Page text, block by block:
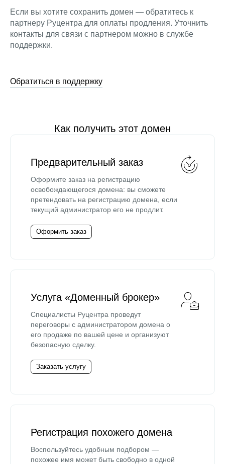
Если вы хотите сохранить домен — обратитесь к
партнеру Руцентра для оплаты продления. Уточнить
контакты для связи с партнером можно в службе
поддержки.
Обратиться в поддержку
Как получить этот домен
Предварительный заказ
Оформите заказ на регистрацию
освобождающегося домена: вы сможете
претендовать на регистрацию домена, если
текущий администратор его не продлит.
Оформить заказ
Услуга «Доменный брокер»
Специалисты Руцентра проведут
переговоры с администратором домена о
его продаже по вашей цене и организуют
безопасную сделку.
Заказать услугу
Регистрация похожего домена
Воспользуйтесь удобным подбором —
похожее имя может быть свободно в одной